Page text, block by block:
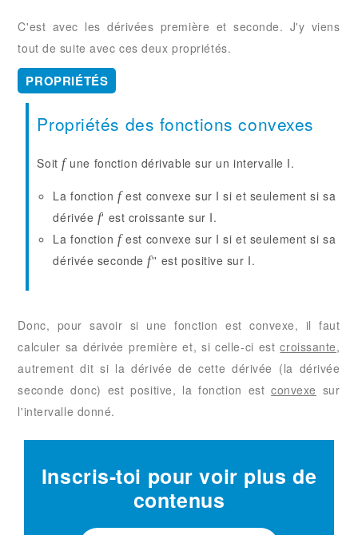
C'est avec les dérivées première et seconde. J'y viens
tout de suite avec ces deux propriétés.
PROPRIÉTÉS
Propriétés des fonctions convexes
Soit fune fonction dérivable sur un intervalle I.
La fonction fest convexe sur I si et seulement si sa
dérivée f' est croissante sur I.
La fonction fest convexe sur I si et seulement si sa
dérivée seconde f'' est positive sur I.
Donc, pour savoir si une fonction est convexe, il faut
calculer sa dérivée première et, si celle-ci estcroissante,
autrement dit si la dérivée de cette dérivée (la dérivée
seconde donc) est positive, la fonction estconvexe sur
l'intervalle donné.
Inscris-toi pour voir plus de
contenus